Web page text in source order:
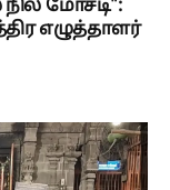
மோசடி":
எழுத்தாளர்